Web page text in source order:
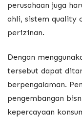
perusahaan juga
ahli, sistem quality
perizinan.
Dengan
tersebut dapat
berpengalaman.
pengembangan
kepercayaan